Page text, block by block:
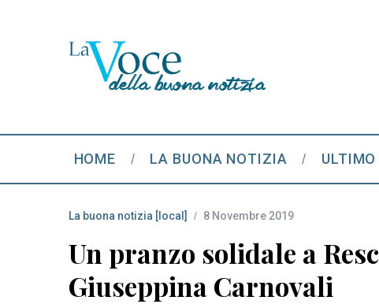
HOME LA BUONA NOTIZIA ULTIMO
La buona notizia [local] 8 Novembre 2019
Un pranzo solidale a
Giuseppina Carnovali